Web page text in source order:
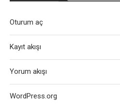
Oturum aç
Kayıt akışı
Yorum akışı
WordPress.org